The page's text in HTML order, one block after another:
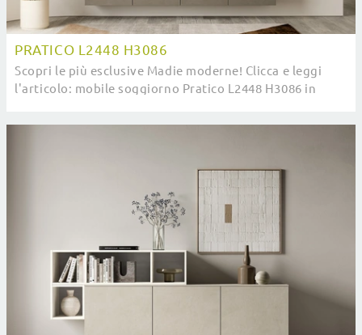
PRATICO L2448 H3086
Scopri le più esclusive Madie moderne! Clicca e leggi
l'articolo: mobile soggiorno Pratico L2448 H3086 in